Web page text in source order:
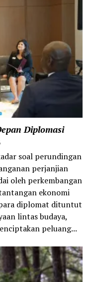
Diplomasi
soal perundingan
perjanjian
oleh perkembangan
ekonomi
diplomat dituntut
lintas budaya,
peluang...